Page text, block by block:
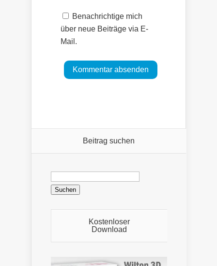
Benachrichtige mich
über neue Beiträge via E-
Mail.
Beitrag suchen
Suchen
Kostenloser
Download